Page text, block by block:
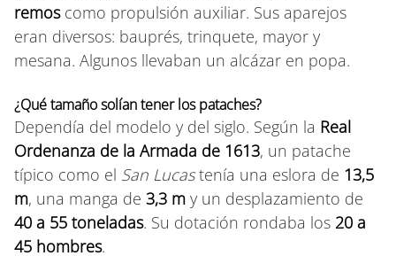
remoscomo propulsión auxiliar. Sus aparejos
eran diversos: bauprés, trinquete, mayor y
mesana. Algunos llevaban un alcázar en popa.
¿Qué tamaño solían tener los pataches?
Dependía del modelo y del siglo. Según la Real
Ordenanza de la Armada de 1613, un patache
típico como el San Lucastenía una eslora de 13,5
m, una manga de 3,3 m y un desplazamiento de
40 a 55 toneladas. Su dotación rondaba los 20 a
45 hombres.